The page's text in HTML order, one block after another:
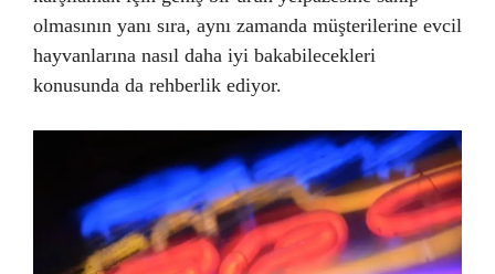
olmasının yanı sıra, aynı zamanda müşterilerine evcil
hayvanlarına nasıl daha iyi bakabilecekleri
konusunda da rehberlik ediyor.